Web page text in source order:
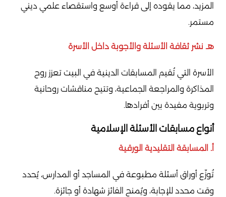
المزيد، مما يقوده إلى قراءة أوسع واستقصاء علمي ديني
مستمر.
هـ. نشر ثقافة الأسئلة والأجوبة داخل الأسرة
الأسرة التي تُقيم المسابقات الدينية في البيت تعزز روح
المذاكرة والمراجعة الجماعية، وتتيح مناقشات روحانية
وتربوية مفيدة بين أفرادها.
أنواع مسابقات الأسئلة الإسلامية
أ. المسابقة التقليدية الورقية
تُوزّع أوراق أسئلة مطبوعة في المساجد أو المدارس، يُحدد
وقت محدد للإجابة، ويُمنح الفائز شهادة أو جائزة.